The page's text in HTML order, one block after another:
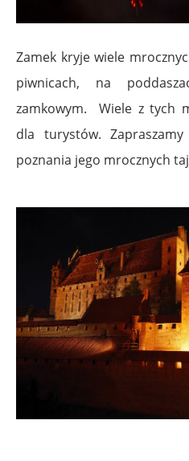
Zamek kryje wiele
piwnicach, na
zamkowym. Wiele z tych
dla turystów.
poznania jego mrocznych